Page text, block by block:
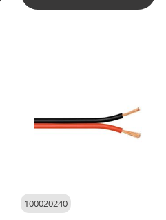
100020240